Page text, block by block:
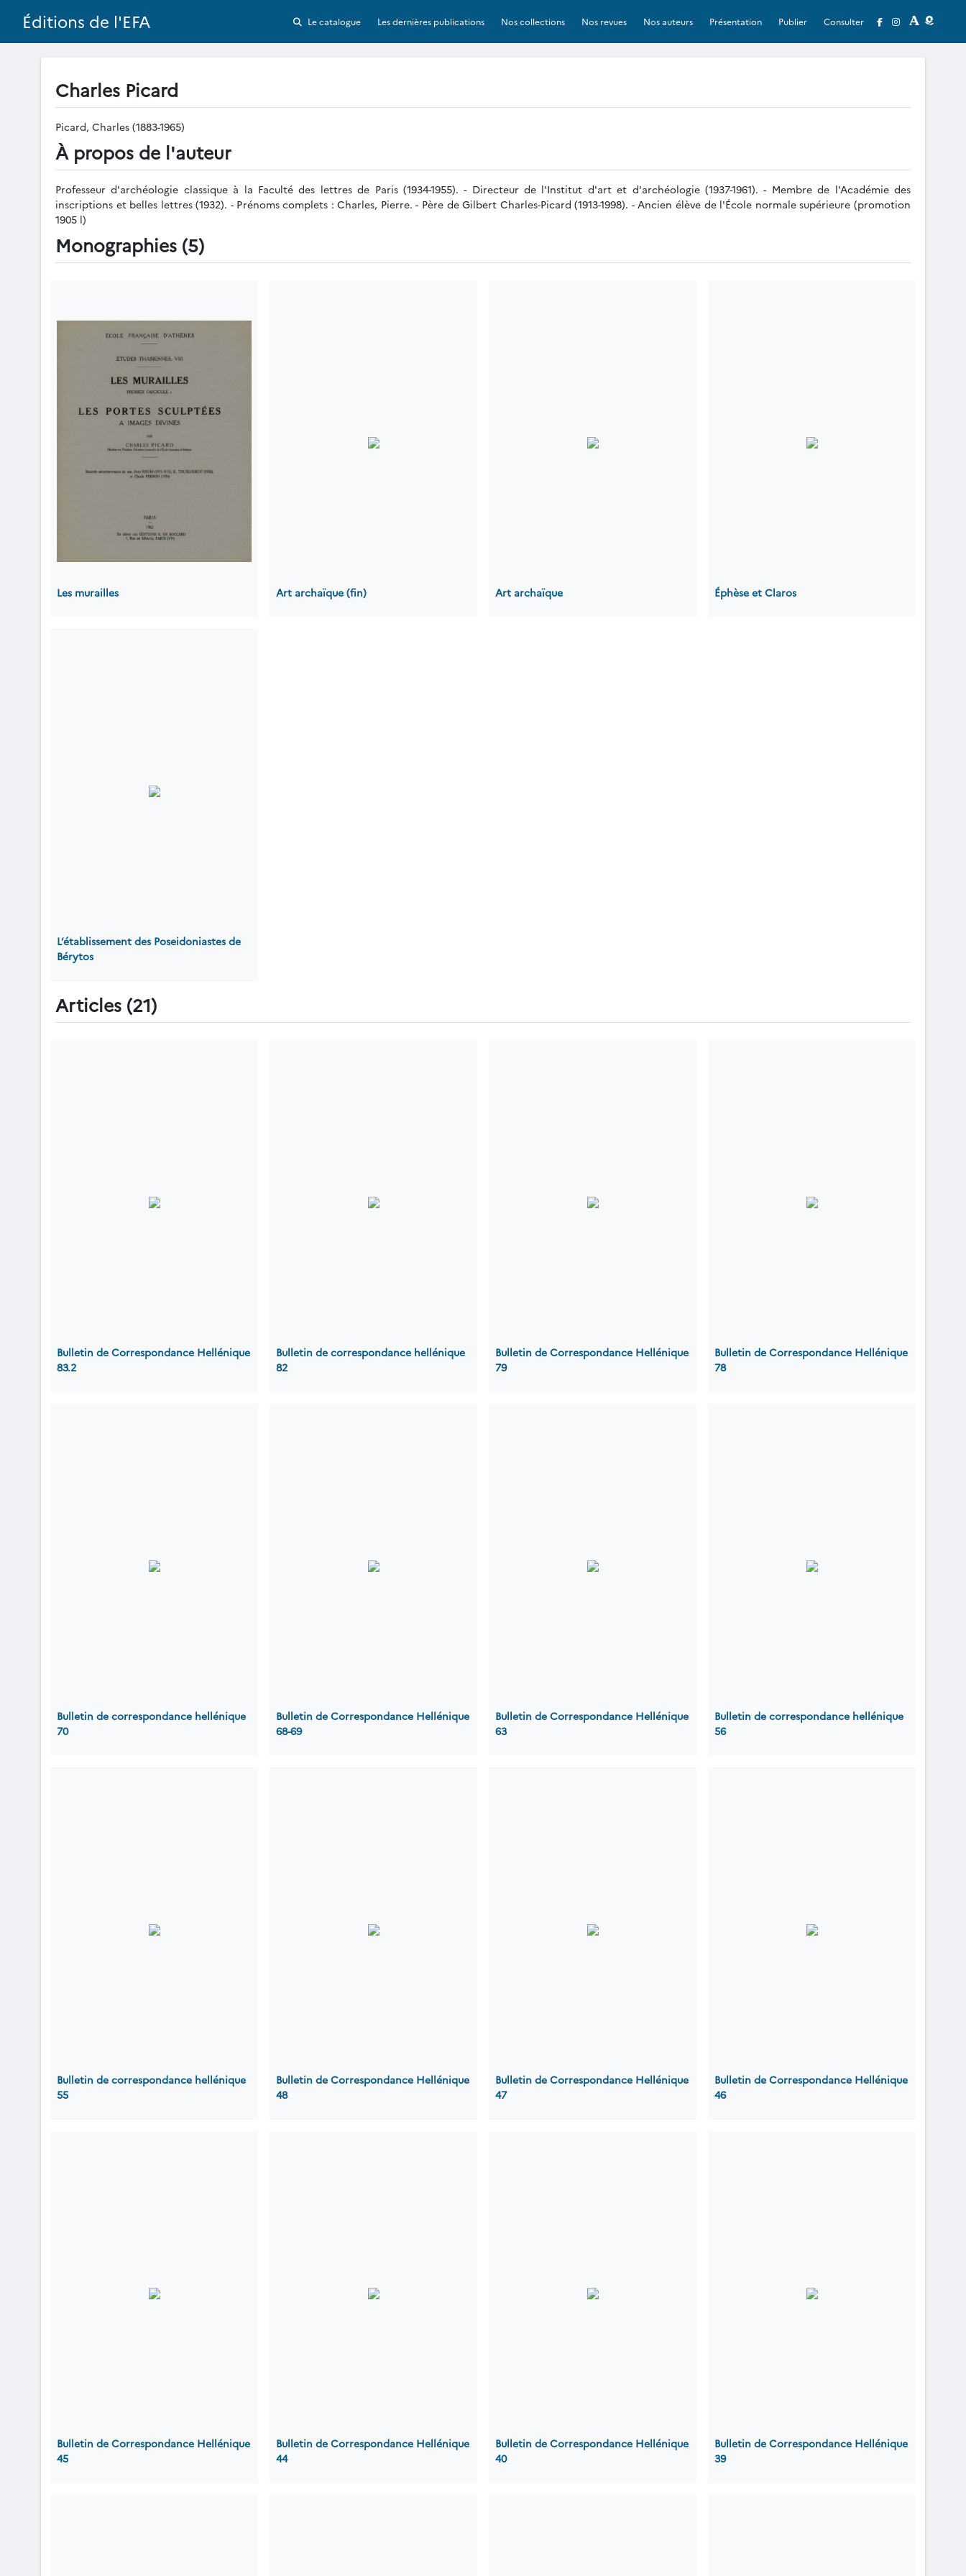
Éditions de l'EFA Le catalogue Les dernières publications Nos collections Nos revues Nos auteurs Présentation Publier Consulter
Charles Picard
Picard, Charles (1883-1965)
À propos de l'auteur
Professeur d'archéologie classique à la Faculté des lettres de Paris (1934-1955). - Directeur de l'Institut d'art et d'archéologie (1937-1961). - Membre de l'Académie des
inscriptions et belles lettres (1932). - Prénoms complets : Charles, Pierre. - Père de Gilbert Charles-Picard (1913-1998). - Ancien élève de l'École normale supérieure (promotion
1905 l)
Monographies (5)
Les murailles Art archaïque (fin) Art archaïque Éphèse et Claros
L’établissement des Poseidoniastes de
Bérytos
Articles (21)
Bulletin de Correspondance Hellénique
83.2
Bulletin de correspondance hellénique
82
Bulletin de Correspondance Hellénique
79
Bulletin de Correspondance Hellénique
78
Bulletin de correspondance hellénique
70
Bulletin de Correspondance Hellénique
68-69
Bulletin de Correspondance Hellénique
63
Bulletin de correspondance hellénique
56
Bulletin de correspondance hellénique
55
Bulletin de Correspondance Hellénique
48
Bulletin de Correspondance Hellénique
47
Bulletin de Correspondance Hellénique
46
Bulletin de Correspondance Hellénique
45
Bulletin de Correspondance Hellénique
44
Bulletin de Correspondance Hellénique
40
Bulletin de Correspondance Hellénique
39